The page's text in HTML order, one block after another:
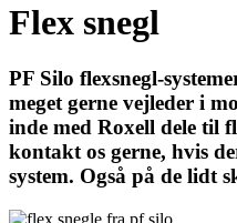
Flex snegl
PF Silo flexsnegl-
meget gerne vejleder i
inde med Roxell dele til
kontakt os gerne, hvis
system. Også på de lidt